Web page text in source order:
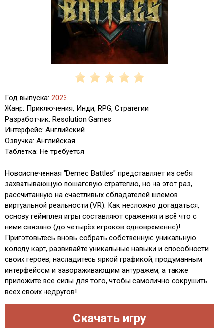
Год выпуска: 2023
Жанр: Приключения, Инди, RPG, Стратегии
Разработчик: Resolution Games
Интерфейс: Английский
Озвучка: Английская
Таблетка: Не требуется
Новоиспеченная "Demeo Battles" представляет из себя
захватывающую пошаговую стратегию, но на этот раз,
рассчитанную на счастливых обладателей шлемов
виртуальной реальности (VR). Как несложно догадаться,
основу геймплея игры составляют сражения и всё что с
ними связано (до четырёх игроков одновременно)!
Приготовьтесь вновь собрать собственную уникальную
колоду карт, развивайте уникальные навыки и способности
своих героев, насладитесь яркой графикой, продуманным
интерфейсом и завораживающим антуражем, а также
приложите все силы для того, чтобы самолично сокрушить
всех своих недругов!
Скачать игру